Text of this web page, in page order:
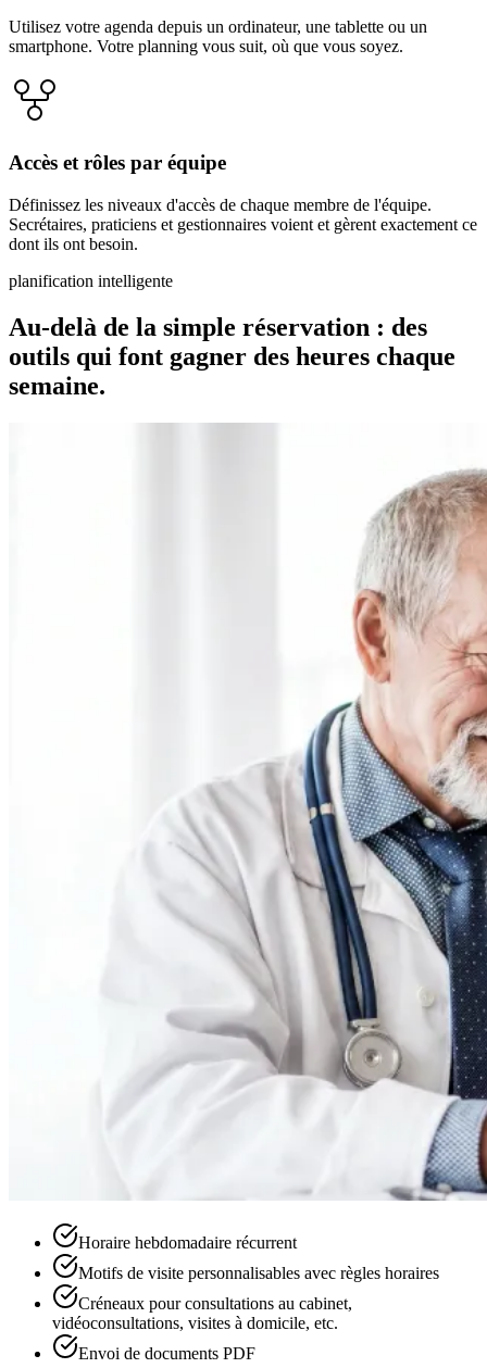
Utilisez votre agenda depuis un ordinateur, une tablette ou un
smartphone. Votre planning vous suit, où que vous soyez.
Accès et rôles par équipe
Définissez les niveaux d'accès de chaque membre de l'équipe.
Secrétaires, praticiens et gestionnaires voient et gèrent exactement ce
dont ils ont besoin.
planification intelligente
Au-delà de la simple réservation : des
outils qui font gagner des heures chaque
semaine.
Horaire hebdomadaire récurrent
Motifs de visite personnalisables avec règles horaires
Créneaux pour consultations au cabinet,
vidéoconsultations, visites à domicile, etc.
Envoi de documents PDF